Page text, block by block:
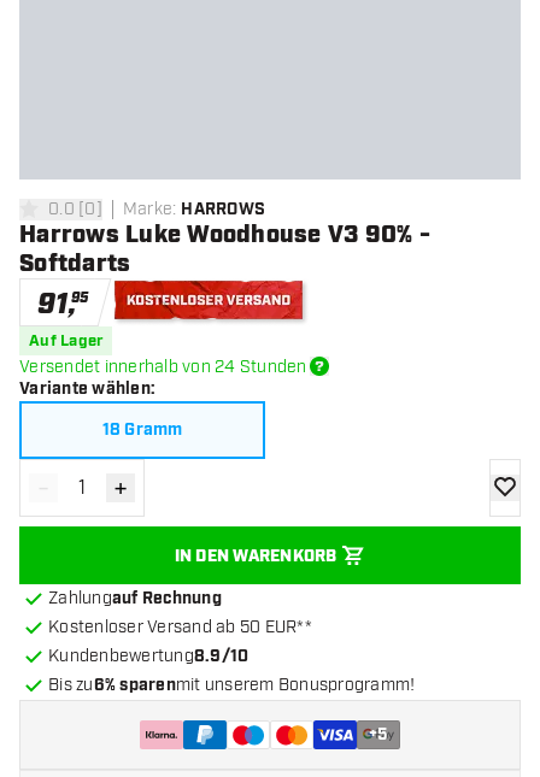
0 Bewertungssterne
0.0 [0] Marke: HARROWS
Harrows Luke Woodhouse V3 90% -
Softdarts
91,95
Auf Lager
Versendet innerhalb von 24 Stunden
Variante wählen:
18 Gramm
Menge verringern
- Menge erhöhen
+
IN DEN WARENKORB
Zur
Zahlungauf Rechnung
Kostenloser Versand ab 50 EUR**
Kundenbewertung8.9/10
Bis zu6% sparenmit unserem Bonusprogramm!
+5